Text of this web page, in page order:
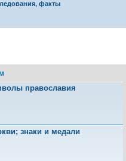
факты
православия
знаки и медали